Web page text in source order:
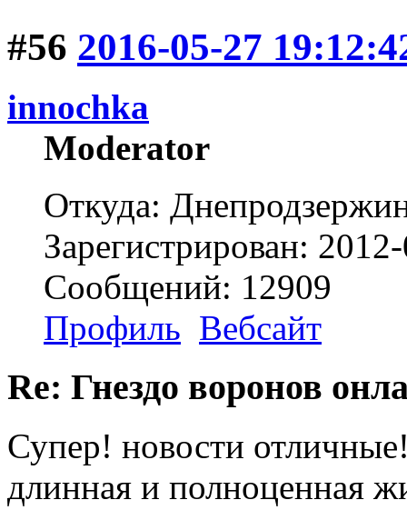
#56 2016-05-27
innochka
Moderator
Откуда:
Зарегистрирован:
Сообщений: 12909
Профиль Вебсайт
Re: Гнездо воронов
Супер! новости
длинная и полноценная